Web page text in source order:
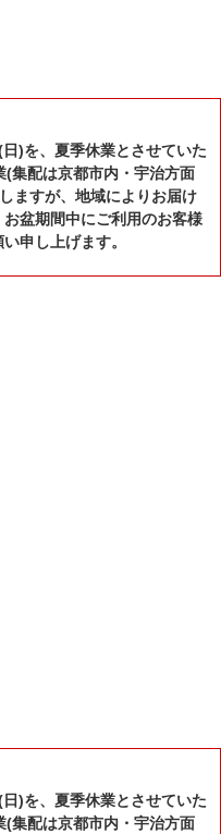
)を、夏季休業とさせていた
集配は京都市内・宇治方面
ますが、地域によりお届け
盆期間中にご利用のお客様
申し上げます。
)を、夏季休業とさせていた
集配は京都市内・宇治方面